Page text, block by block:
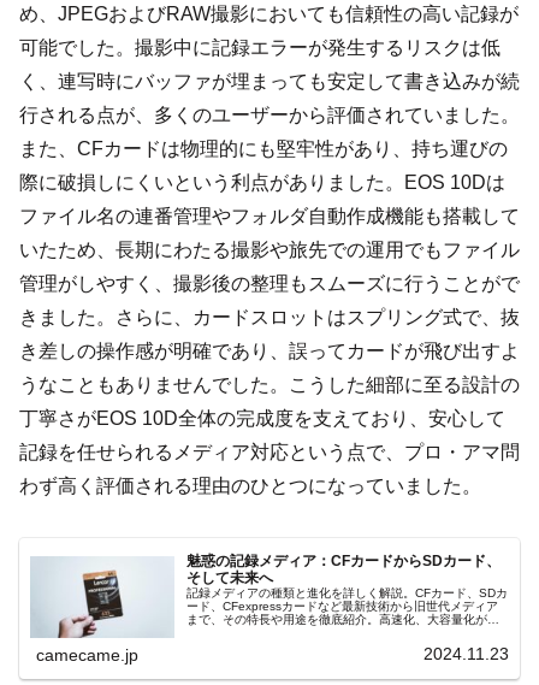
め、JPEGおよびRAW撮影においても信頼性の高い記録が
可能でした。撮影中に記録エラーが発生するリスクは低
く、連写時にバッファが埋まっても安定して書き込みが続
行される点が、多くのユーザーから評価されていました。
また、CFカードは物理的にも堅牢性があり、持ち運びの
際に破損しにくいという利点がありました。EOS 10Dは
ファイル名の連番管理やフォルダ自動作成機能も搭載して
いたため、長期にわたる撮影や旅先での運用でもファイル
管理がしやすく、撮影後の整理もスムーズに行うことがで
きました。さらに、カードスロットはスプリング式で、抜
き差しの操作感が明確であり、誤ってカードが飛び出すよ
うなこともありませんでした。こうした細部に至る設計の
丁寧さがEOS 10D全体の完成度を支えており、安心して
記録を任せられるメディア対応という点で、プロ・アマ問
わず高く評価される理由のひとつになっていました。
魅惑の記録メディア：CFカードからSDカード、
そして未来へ
記録メディアの種類と進化を詳しく解説。CFカード、SDカ
ード、CFexpressカードなど最新技術から旧世代メディア
まで、その特長や用途を徹底紹介。高速化、大容量化が進
camecame.jp 2024.11.23